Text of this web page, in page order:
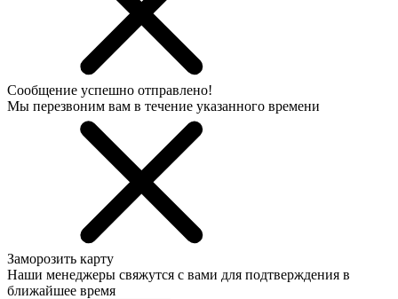
Сообщение успешно отправлено!
Мы перезвоним вам в течение указанного времени
Заморозить карту
Наши менеджеры свяжутся с вами для подтверждения в
ближайшее время